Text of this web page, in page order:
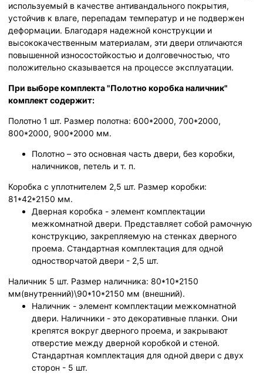
используемый в качестве антивандального покрытия,
устойчив к влаге, перепадам температур и не подвержен
деформации. Благодаря надежной конструкции и
высококачественным материалам, эти двери отличаются
повышенной износостойкостью и долговечностью, что
положительно сказывается на процессе эксплуатации.
При выборе комплекта "Полотно коробка наличник"
комплект содержит:
Полотно 1 шт. Размер полотна: 600*2000, 700*2000,
800*2000, 900*2000 мм.
Полотно – это основная часть двери, без коробки,
наличников, петель и т. п.
Коробка с уплотнителем 2,5 шт. Размер коробки:
81*42*2150 мм.
Дверная коробка - элемент комплектации
межкомнатной двери. Представляет собой рамочную
конструкцию, закрепляемую на стенках дверного
проема. Стандартная комплектация для одной
одностворчатой двери - 2,5 шт.
Наличник 5 шт. Размер наличника: 80*10*2150
мм(внутренний)\90*10*2150 мм (внешний).
Наличник - элемент комплектации межкомнатной
двери. Наличники - это декоративные планки. Они
крепятся вокруг дверного проема, и закрывают
отверстие между дверной коробкой и стеной.
Стандартная комплектация для одной двери с двух
сторон - 5 шт.